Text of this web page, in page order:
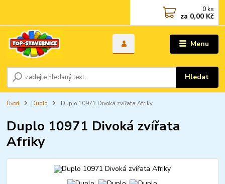
Menu
Hledat
0 ks
za 0,00 Kč
Úvod Duplo Duplo 10971 Divoká zvířata Afriky
Duplo 10971 Divoká zvířata
Afriky